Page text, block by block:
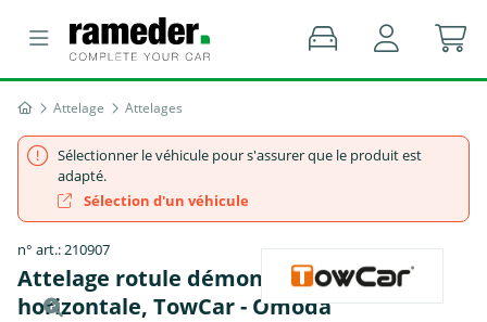
Attelage Attelages
Sélectionner le véhicule pour s'assurer que le produit est
adapté.
Sélection d'un véhicule
n° art.: 210907
Attelage rotule démontable sans outil
horizontale, TowCar - Omoda